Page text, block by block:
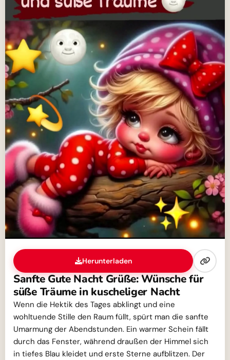
Herunterladen
Sanfte Gute Nacht Grüße: Wünsche für
süße Träume in kuscheliger Nacht
Wenn die Hektik des Tages abklingt und eine
wohltuende Stille den Raum füllt, spürt man die sanfte
Umarmung der Abendstunden. Ein warmer Schein fällt
durch das Fenster, während draußen der Himmel sich
in tiefes Blau kleidet und erste Sterne aufblitzen. Der